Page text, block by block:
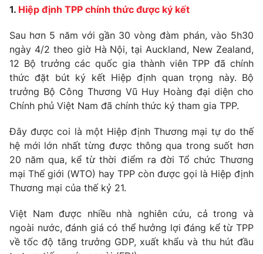
Tài chính
Thị trường
Góc doanh nghiệp
Truyền hình
Phim VTV
Hậu trường
Nhân vật
Khán giả
Giải sao mai
Giải trí
Điện ảnh
Âm nhạc
Sao
Du lịch
Làm đẹp
Chất lượng cuộc sống
Giáo dục
Tuyển sinh
Công nghệ
Hitech Công nghệ tương lai
Sản phẩm
Giao lưu trực tuyến
1. Hiệp định TPP chính thức được ký kết
Sau hơn 5 năm với gần 30 vòng đàm phán, vào 5h30
ngày 4/2 theo giờ Hà Nội, tại Auckland, New Zealand,
12 Bộ trưởng các quốc gia thành viên TPP đã chính
thức đặt bút ký kết Hiệp định quan trọng này. Bộ
trưởng Bộ Công Thương Vũ Huy Hoàng đại diện cho
Chính phủ Việt Nam đã chính thức ký tham gia TPP.
Đây được coi là một Hiệp định Thương mại tự do thế
hệ mới lớn nhất từng được thông qua trong suốt hơn
20 năm qua, kể từ thời điểm ra đời Tổ chức Thương
mại Thế giới (WTO) hay TPP còn được gọi là Hiệp định
Thương mại của thế kỷ 21.
Việt Nam được nhiều nhà nghiên cứu, cả trong và
ngoài nước, đánh giá có thể hưởng lợi đáng kể từ TPP
về tốc độ tăng trưởng GDP, xuất khẩu và thu hút đầu